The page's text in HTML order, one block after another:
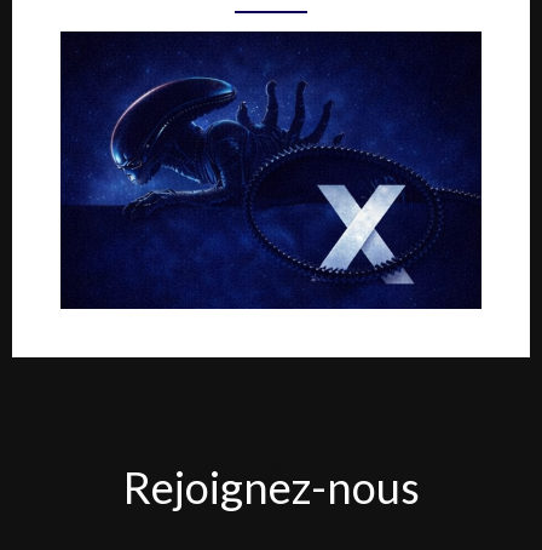
nous
Rejoignez-nous